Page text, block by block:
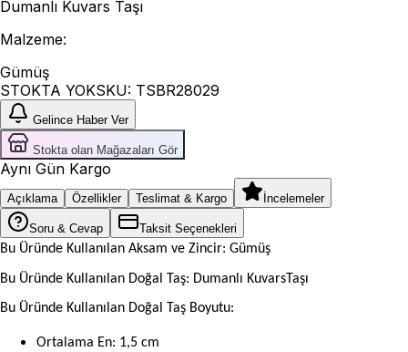
Dumanlı Kuvars Taşı
Malzeme:
Gümüş
STOKTA YOKSKU: TSBR28029
Gelince Haber Ver
Stokta olan Mağazaları Gör
Aynı Gün Kargo
Açıklama Özellikler Teslimat & Kargo İncelemeler
Soru & Cevap Taksit Seçenekleri
Bu Üründe Kullanılan Aksam ve Zincir: Gümüş
Bu Üründe Kullanılan Doğal Taş: Dumanlı KuvarsTaşı
Bu Üründe Kullanılan Doğal Taş Boyutu:
Ortalama En: 1,5 cm